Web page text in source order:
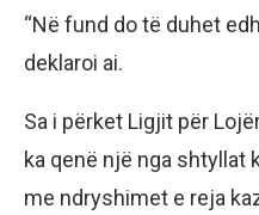
“Në fund do të duhet
deklaroi ai.
Sa i përket Ligjit për
ka qenë një nga shtyllat
me ndryshimet e reja